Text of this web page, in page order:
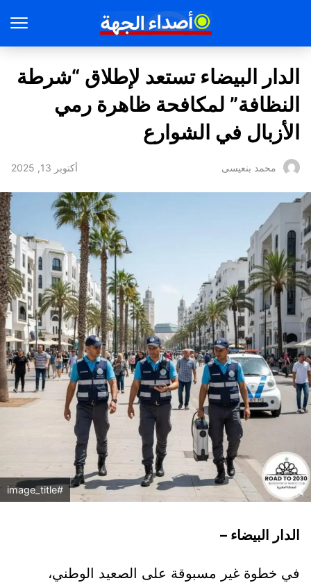
الدار البيضاء تستعد لإطلاق “شرطة
النظافة” لمكافحة ظاهرة رمي
الأزبال في الشوارع
محمد بنعيسى أكتوبر 13, 2025
#image_title
الدار البيضاء –
في خطوة غير مسبوقة على الصعيد الوطني،